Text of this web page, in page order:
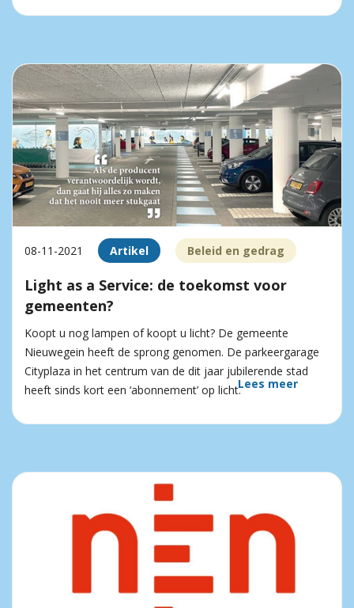
08-11-2021 Artikel Beleid en gedrag
Light as a Service: de toekomst voor
gemeenten?
Koopt u nog lampen of koopt u licht? De gemeente
Nieuwegein heeft de sprong genomen. De parkeergarage
Cityplaza in het centrum van de dit jaar jubilerende stad
heeft sinds kort een ‘abonnement’ op licht.Lees meer